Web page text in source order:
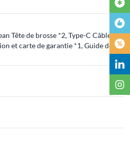
Tête de brosse *2, Type-C Câble de
et carte de garantie *1, Guide de